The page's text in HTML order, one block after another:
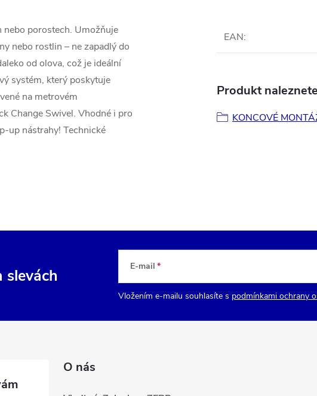
nebo porostech. Umožňuje
nebo rostlin – ne zapadlý do
od olova, což je ideální
systém, který poskytuje
na metrovém
Change Swivel. Vhodné i pro
up nástrahy! Technické
EAN:
Produkt
KONCOVÉ
slevách E-mail
Vložením e-mailu souhlasíte s podmínkami ochrany
O nás